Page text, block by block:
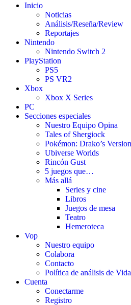
Inicio
Noticias
Análisis/Reseña/Review
Reportajes
Nintendo
Nintendo Switch 2
PlayStation
PS5
PS VR2
Xbox
Xbox X Series
PC
Secciones especiales
Nuestro Equipo Opina
Tales of Shergiock
Pokémon: Drako’s Version
Ubiverse Worlds
Rincón Gust
5 juegos que…
Más allá
Series y cine
Libros
Juegos de mesa
Teatro
Hemeroteca
Vop
Nuestro equipo
Colabora
Contacto
Política de análisis de
Cuenta
Conectarme
Registro